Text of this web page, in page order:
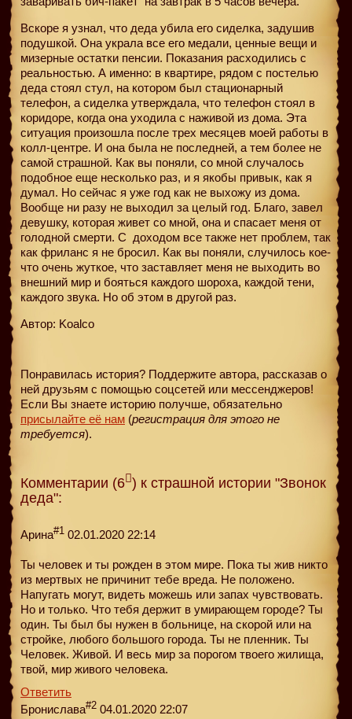
Вскоре я узнал, что деда убила его сиделка, задушив
подушкой. Она украла все его медали, ценные вещи и
мизерные остатки пенсии. Показания расходились с
реальностью. А именно: в квартире, рядом с постелью
деда стоял стул, на котором был стационарный
телефон, а сиделка утверждала, что телефон стоял в
коридоре, когда она уходила с наживой из дома. Эта
ситуация произошла после трех месяцев моей работы в
колл-центре. И она была не последней, а тем более не
самой страшной. Как вы поняли, со мной случалось
подобное еще несколько раз, и я якобы привык, как я
думал. Но сейчас я уже год как не выхожу из дома.
Вообще ни разу не выходил за целый год. Благо, завел
девушку, которая живет со мной, она и спасает меня от
голодной смерти. С доходом все также нет проблем, так
как фриланс я не бросил. Как вы поняли, случилось кое-
что очень жуткое, что заставляет меня не выходить во
внешний мир и бояться каждого шороха, каждой тени,
каждого звука. Но об этом в другой раз.
Автор: Koalco
Понравилась история? Поддержите автора, рассказав о
ней друзьям с помощью соцсетей или мессенджеров!
Если Вы знаете историю получше, обязательно
присылайте её нам (регистрация для этого не
требуется).
Комментарии (6 ) к страшной истории "Звонок
деда":
Арина#1 02.01.2020 22:14
Ты человек и ты рожден в этом мире. Пока ты жив никто
из мертвых не причинит тебе вреда. Не положено.
Напугать могут, видеть можешь или запах чувствовать.
Но и только. Что тебя держит в умирающем городе? Ты
один. Ты был бы нужен в больнице, на скорой или на
стройке, любого большого города. Ты не пленник. Ты
Человек. Живой. И весь мир за порогом твоего жилища,
твой, мир живого человека.
Ответить
Бронислава#2 04.01.2020 22:07